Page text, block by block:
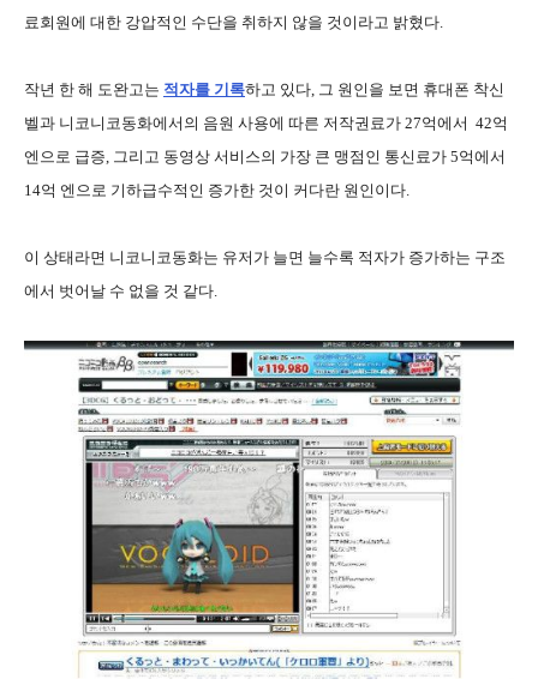
료회원에 대한 강압적인 수단을 취하지 않을 것이라고 밝혔다.
작년 한 해 도완고는 적자를 기록하고 있다, 그 원인을 보면 휴대폰 착신
벨과 니코니코동화에서의 음원 사용에 따른 저작권료가 27억에서 42억
엔으로 급증, 그리고 동영상 서비스의 가장 큰 맹점인 통신료가 5억에서
14억 엔으로 기하급수적인 증가한 것이 커다란 원인이다.
이 상태라면 니코니코동화는 유저가 늘면 늘수록 적자가 증가하는 구조
에서 벗어날 수 없을 것 같다.